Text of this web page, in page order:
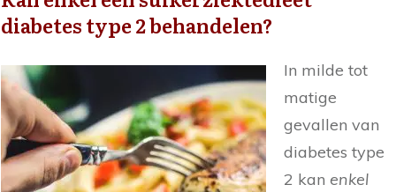
diabetes type 2 behandelen?
In milde tot
matige
gevallen van
diabetes type
2 kan enkel